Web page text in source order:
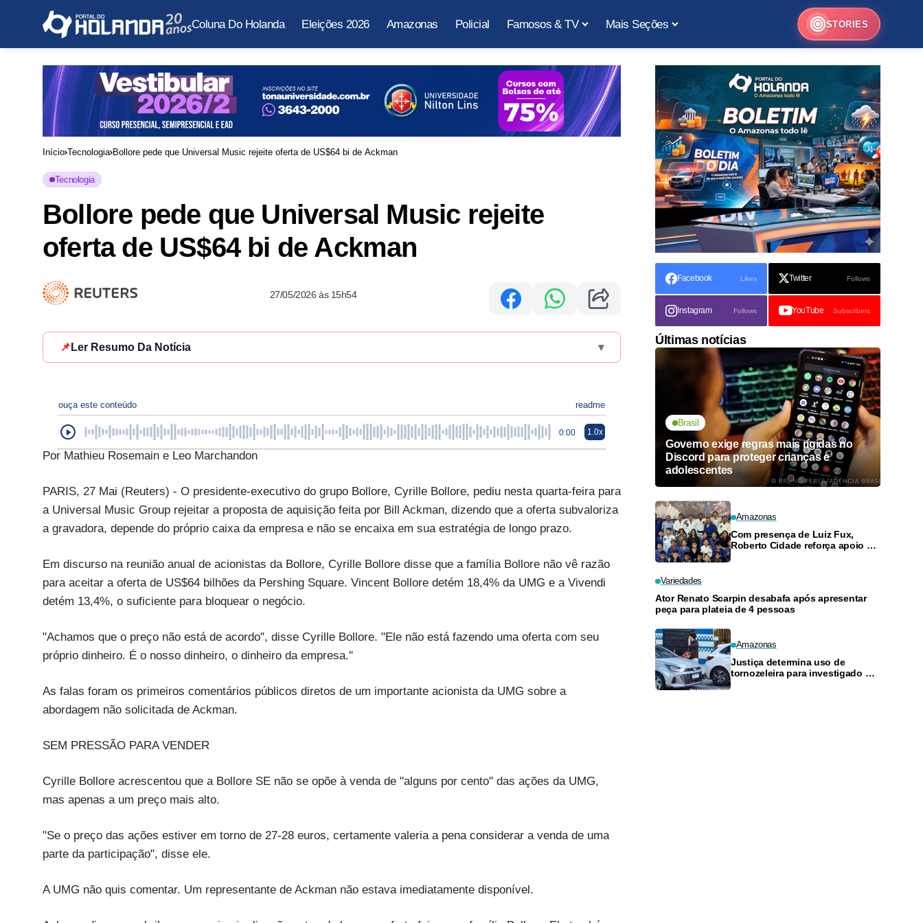
Coluna Do Holanda Eleições 2026 Amazonas Policial Famosos & TV Mais Seções STORIES
Início Tecnologia Bollore pede que Universal Music rejeite oferta de US$64 bi de Ackman
Tecnologia
Bollore pede que Universal Music rejeite
oferta de US$64 bi de Ackman
27/05/2026 às 15h54
📌 Ler Resumo Da Notícia ▾
ouça este conteúdo readme
0:00 1.0x
Por Mathieu Rosemain e Leo Marchandon
PARIS, 27 Mai (Reuters) - O presidente-executivo do grupo Bollore, Cyrille Bollore, pediu nesta quarta-feira para
a Universal Music Group rejeitar a proposta de aquisição feita por Bill Ackman, dizendo que a oferta subvaloriza
a gravadora, depende do próprio caixa da empresa e não se encaixa em sua estratégia de longo prazo.
Em discurso na reunião anual de acionistas da Bollore, Cyrille Bollore disse que a família Bollore não vê razão
para aceitar a oferta de US$64 bilhões da Pershing Square. Vincent Bollore detém 18,4% da UMG e a Vivendi
detém 13,4%, o suficiente para bloquear o negócio.
"Achamos que o preço não está de acordo", disse Cyrille Bollore. "Ele não está fazendo uma oferta com seu
próprio dinheiro. É o nosso dinheiro, o dinheiro da empresa."
As falas foram os primeiros comentários públicos diretos de um importante acionista da UMG sobre a
abordagem não solicitada de Ackman.
SEM PRESSÃO PARA VENDER
Cyrille Bollore acrescentou que a Bollore SE não se opõe à venda de "alguns por cento" das ações da UMG,
mas apenas a um preço mais alto.
"Se o preço das ações estiver em torno de 27-28 euros, certamente valeria a pena considerar a venda de uma
parte da participação", disse ele.
A UMG não quis comentar. Um representante de Ackman não estava imediatamente disponível.
Facebook Likes Twitter Follows
Instagram Follows YouTube Subscribers
Últimas notícias
Brasil
Governo exige regras mais rígidas no
Discord para proteger crianças e
adolescentes
Amazonas
Com presença de Luiz Fux,
Roberto Cidade reforça apoio a
Variedades
Ator Renato Scarpin desabafa após apresentar
peça para plateia de 4 pessoas
Amazonas
Justiça determina uso de
tornozeleira para investigado por